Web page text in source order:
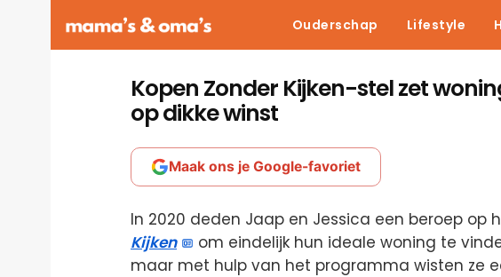
Ouderschap Lifestyle
Kopen Zonder Kijken-stel zet
op dikke winst
Maak ons je Google-favoriet
In 2020 deden Jaap en Jessica een beroep op
Kijken
om eindelijk hun ideale woning te
maar met hulp van het programma wisten ze